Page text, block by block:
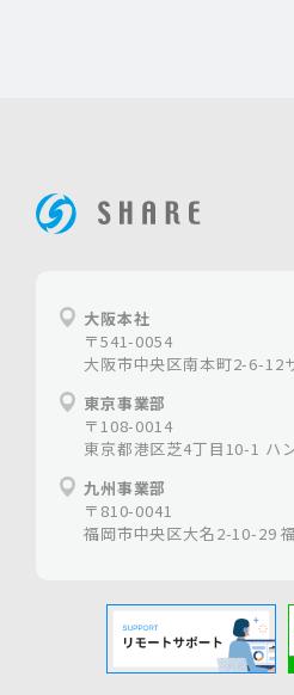
大阪本社
〒541-0054
大阪市中央区南本町2-6-12
東京事業部
〒108-0014
東京都港区芝4丁目10-1 ハ
九州事業部
〒810-0041
福岡市中央区大名2-10-29